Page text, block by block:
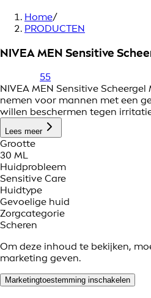
Home/
PRODUCTEN
NIVEA MEN Sensitive
55
NIVEA MEN Sensitive
nemen voor mannen met een
willen beschermen tegen
Lees meer
Grootte
30 ML
Huidprobleem
Sensitive Care
Huidtype
Gevoelige huid
Zorgcategorie
Scheren
Om deze inhoud te bekijken,
marketing geven.
Marketingtoestemming inschakelen